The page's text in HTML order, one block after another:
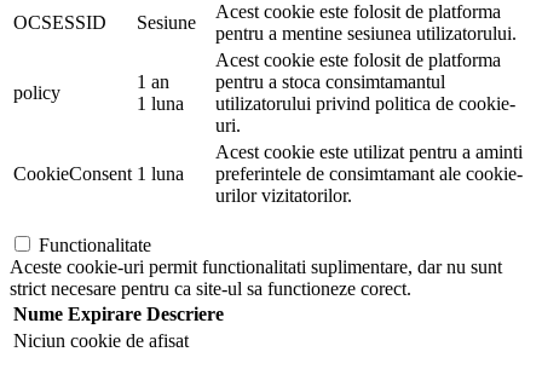
OCSESSID
Sesiune
Acest cookie este folosit de platforma
pentru a mentine sesiunea utilizatorului.
policy
1 an
1 luna
Acest cookie este folosit de platforma
pentru a stoca consimtamantul
utilizatorului privind politica de cookie-
uri.
CookieConsent 1 luna
Acest cookie este utilizat pentru a aminti
preferintele de consimtamant ale cookie-
urilor vizitatorilor.
Functionalitate
Aceste cookie-uri permit functionalitati suplimentare, dar nu sunt
strict necesare pentru ca site-ul sa functioneze corect.
Nume Expirare Descriere
Niciun cookie de afisat